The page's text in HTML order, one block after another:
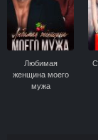
Любимая
женщина моего
мужа